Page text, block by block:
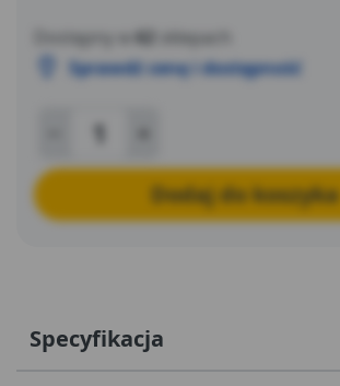
Dostępny w 62
sklepach
Sprawdź cenę i dostępność
Dodaj do koszyka
Specyfikacja